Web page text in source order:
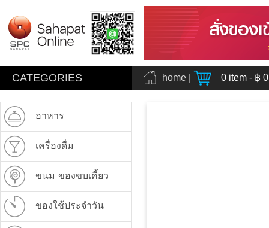
CATEGORIES home 0 item - ฿
อาหาร
เครื่องดื่ม
ขนม ของขบเคี้ยว
ของใช้ประจำวัน